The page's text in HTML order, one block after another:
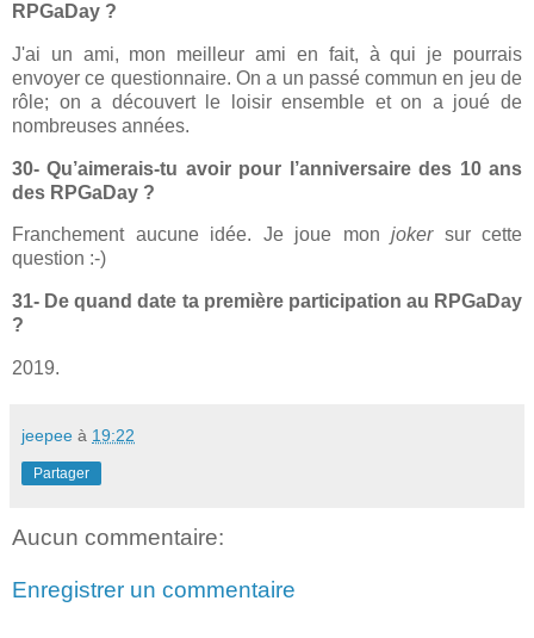
RPGaDay ?
J'ai un ami, mon meilleur ami en fait, à qui je pourrais
envoyer ce questionnaire. On a un passé commun en jeu de
rôle; on a découvert le loisir ensemble et on a joué de
nombreuses années.
30- Qu’aimerais-tu avoir pour l’anniversaire des 10 ans
des RPGaDay ?
Franchement aucune idée. Je joue mon joker sur cette
question :-)
31- De quand date ta première participation au RPGaDay
?
2019.
jeepee à 19:22
Partager
Aucun commentaire:
Enregistrer un commentaire